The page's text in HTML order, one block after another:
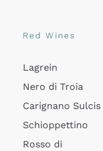
Red Wines
Lagrein
Nero di Troia
Carignano Sulcis
Schioppettino
Rosso di